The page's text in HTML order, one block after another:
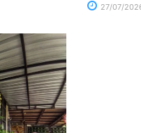
27/07/